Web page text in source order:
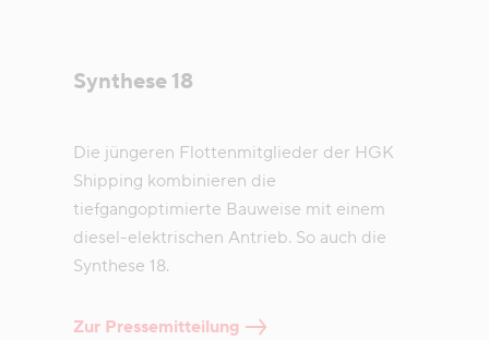
Synthese 18
Die jüngeren Flottenmitglieder der HGK
Shipping kombinieren die
tiefgangoptimierte Bauweise mit einem
diesel-elektrischen Antrieb. So auch die
Synthese 18.
Zur Pressemitteilung